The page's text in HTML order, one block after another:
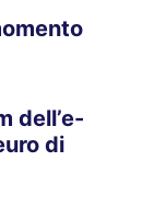
dell’e-
di